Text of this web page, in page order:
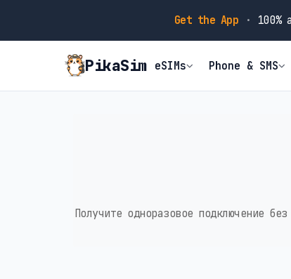
Get the App ·
PikaSim eSIMs Phone & SMS
Получите одноразовое подключение